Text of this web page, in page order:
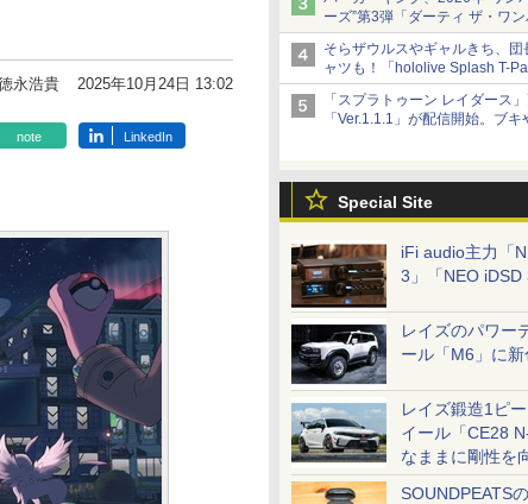
ーズ”第3弾「ダーティ ザ・ワ
8月7日発売
「特製ガーリックマヨソース」
型チーズバーガー
そらザウルスやギャルきち、団
ャツも！「hololive Splash T-
ラインナップ公開＆オンライン
「スプラトゥーン レイダース
「Ver.1.1.1」が配信開始。ブ
Special Site
iFi audio主力「
3」「NEO iDSD
レイズのパワー
ール「M6」に
レイズ鍛造1ピ
イール「CE28
なままに剛性を
SOUNDPEATS
永浩貴 2025年10月24日 13:02
note LinkedIn